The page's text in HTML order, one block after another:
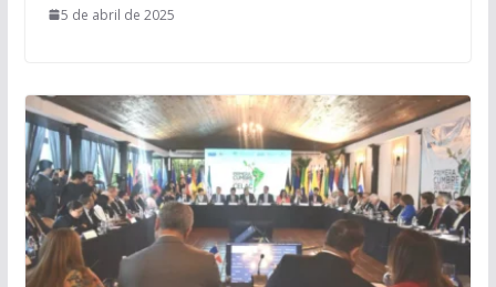
5 de abril de 2025